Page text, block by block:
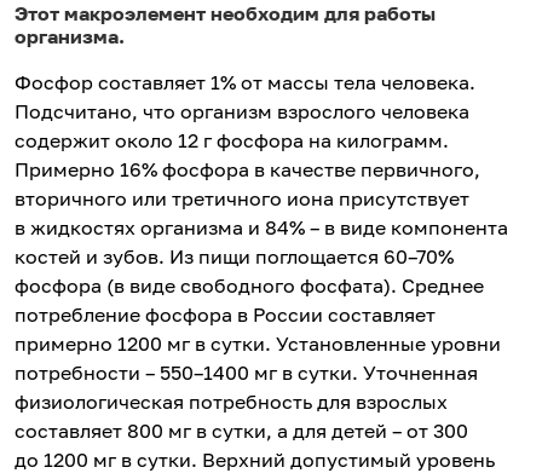
Этот макроэлемент необходим для работы
организма.
Фосфор составляет 1% от массы тела человека.
Подсчитано, что организм взрослого человека
содержит около 12 г фосфора на килограмм.
Примерно 16% фосфора в качестве первичного,
вторичного или третичного иона присутствует
в жидкостях организма и 84% – в виде компонента
костей и зубов. Из пищи поглощается 60–70%
фосфора (в виде свободного фосфата). Среднее
потребление фосфора в России составляет
примерно 1200 мг в сутки. Установленные уровни
потребности – 550–1400 мг в сутки. Уточненная
физиологическая потребность для взрослых
составляет 800 мг в сутки, а для детей – от 300
до 1200 мг в сутки. Верхний допустимый уровень